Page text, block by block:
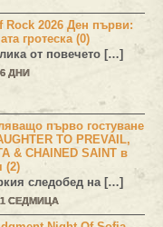
Rock 2026 Ден първи:
гротеска (0)
от повечето […]
ДНИ
първо гостуване
TO PREVAIL,
& CHAINED SAINT в
(2)
следобед на […]
СЕДМИЦА